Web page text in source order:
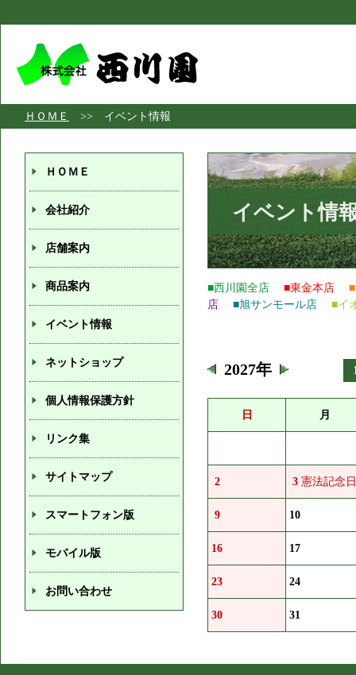
ＨＯＭＥ >> イベント情報
イベント情
■西川園全店 ■東金本店
店
■旭サンモール店 ■イ
2027年
日 月
2 3 憲法記念日
9 10
16 17
23 24
30 31
ＨＯＭＥ
会社紹介
店舗案内
商品案内
イベント情報
ネットショップ
個人情報保護方針
リンク集
サイトマップ
スマートフォン版
モバイル版
お問い合わせ